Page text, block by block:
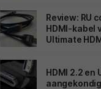
Review: RU
HDMI-kabel
Ultimate
HDMI 2.2